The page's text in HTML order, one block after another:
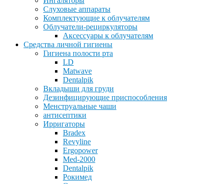
Слуховые аппараты
Комплектующие к облучателям
Облучатели-рециркуляторы
Аксессуары к облучателям
Средства личной гигиены
Гигиена полости рта
LD
Matwave
Dentalpik
Вкладыши для груди
Дезинфицирующие приспособления
Менструальные чаши
антисептики
Ирригаторы
Bradex
Revyline
Ergopower
Med-2000
Dentalpik
Рокимед